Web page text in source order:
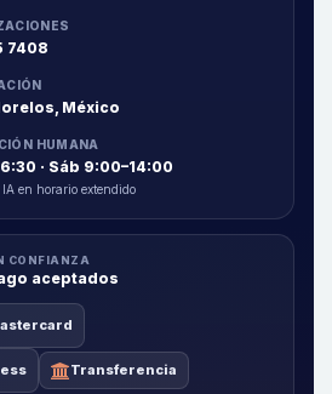
7408
México
HUMANA
· Sáb 9:00–14:00
en horario extendido
CONFIANZA
aceptados
Transferencia